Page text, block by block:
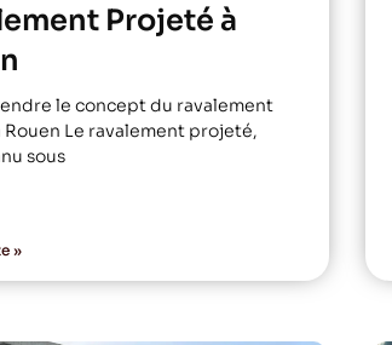
Projeté à
le concept du ravalement
Le ravalement projeté,
sous
»